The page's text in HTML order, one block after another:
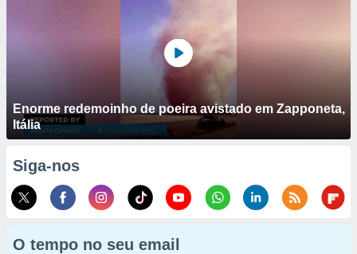
Enorme redemoinho de poeira avistado em Zapponeta,
Itália
Siga-nos
O tempo no seu email